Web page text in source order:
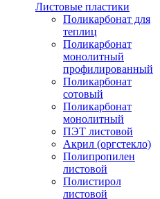
Листовые пластики
Поликарбонат для
теплиц
Поликарбонат
монолитный
профилированный
Поликарбонат
сотовый
Поликарбонат
монолитный
ПЭТ листовой
Акрил (оргстекло)
Полипропилен
листовой
Полистирол
листовой